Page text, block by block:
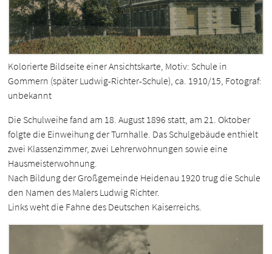
Kolorierte Bildseite einer Ansichtskarte, Motiv: Schule in
Gommern (später Ludwig-Richter-Schule), ca. 1910/15, Fotograf:
unbekannt
Die Schulweihe fand am 18. August 1896 statt, am 21. Oktober
folgte die Einweihung der Turnhalle. Das Schulgebäude enthielt
zwei Klassenzimmer, zwei Lehrerwohnungen sowie eine
Hausmeisterwohnung.
Nach Bildung der Großgemeinde Heidenau 1920 trug die Schule
den Namen des Malers Ludwig Richter.
Links weht die Fahne des Deutschen Kaiserreichs.